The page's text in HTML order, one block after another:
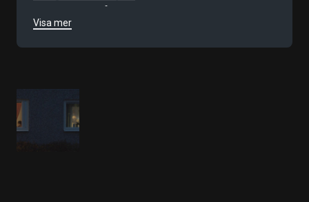
Kortfilmslogga våren 2018
Visa mer